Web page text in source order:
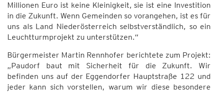
Millionen Euro ist keine Kleinigkeit, sie ist eine Investition
in die Zukunft. Wenn Gemeinden so vorangehen, ist es für
uns als Land Niederösterreich selbstverständlich, so ein
Leuchtturmprojekt zu unterstützen.“
Bürgermeister Martin Rennhofer berichtete zum Projekt:
„Paudorf baut mit Sicherheit für die Zukunft. Wir
befinden uns auf der Eggendorfer Hauptstraße 122 und
jeder kann sich vorstellen, warum wir diese besondere